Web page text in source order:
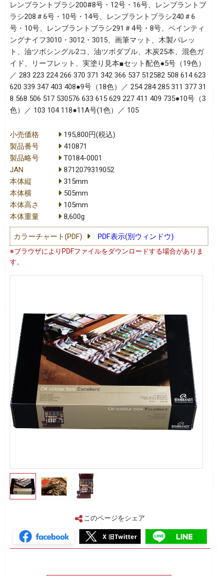
レンブラントブラシ200#8号・12号・16号、レンブラントブ
ラシ208＃6号・10号・14号、レンブラントブラシ240＃6
号・10号、レンブラントブラシ291＃4号・8号、ペインティ
ングナイフ3010・3012・3015、画筆マット、木製パレッ
ト、油ツボシングル2コ、油ツボダブル、木炭25本、混色ガ
イド、リーフレット、実塗り見本■セット配色●5号（19色）
／ 283 223 224 266 370 371 342 366 537 512582 508 614 623
620 339 347 403 408●9号（18色）／ 254 284 285 311 377 31
8 568 506 517 530576 633 615 629 227 411 409 735●10号（3
色）／ 103 104 118●11A号(1色）／ 105
小売価格
195,800円(税込)
製品番号
410871
製品略号
T0184-0001
JAN
8712079319052
本体縦
315mm
本体横
505mm
本体高さ
105mm
本体重量
8,600g
カラーチャート(PDF) PDF表示(別ウィンドウ)
※ブラウザによりPDFファイルをダウンロードする場合がありま
す。
このページをシェア